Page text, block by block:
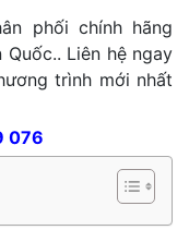
phối chính hãng
Liên hệ ngay
trình mới nhất
076